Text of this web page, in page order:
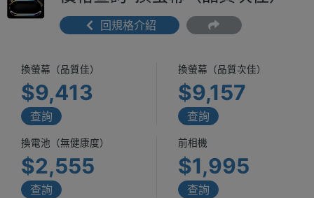
回規格介紹
換螢幕（品質佳）
$9,413
查詢
換螢幕（品質次佳）
$9,157
查詢
換電池（無健康度）
$2,555
查詢
前相機
$1,995
查詢